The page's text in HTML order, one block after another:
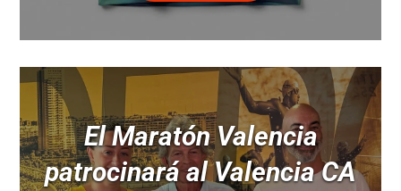
El Maratón Valencia
patrocinará al Valencia CA